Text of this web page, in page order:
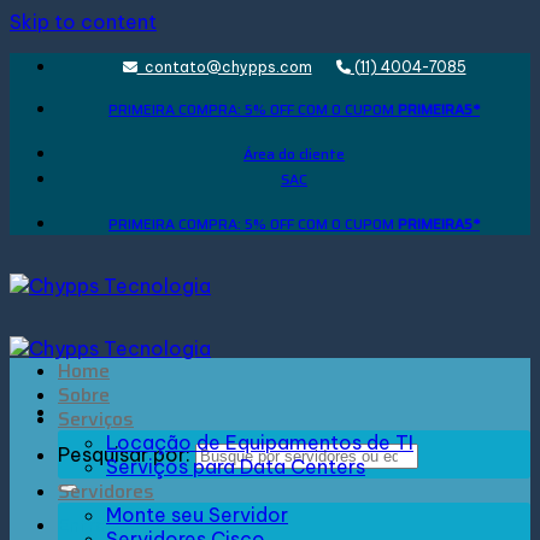
Skip to content
contato@chypps.com (11) 4004-7085
PRIMEIRA COMPRA: 5% OFF COM O CUPOM PRIMEIRA5*
Área do cliente
SAC
PRIMEIRA COMPRA: 5% OFF COM O CUPOM PRIMEIRA5*
Pesquisar por:
Entrar
Home
Sobre
Serviços
Locação de Equipamentos de TI
Serviços para Data Centers
Servidores
Monte seu Servidor